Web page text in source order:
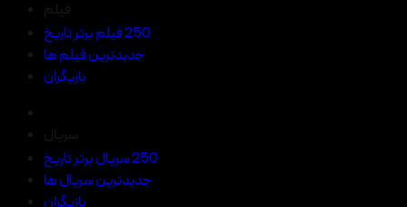
250 فیلم برتر تاریخ
جدیدترین فیلم ها
بازیگران
250 سریال برتر تاریخ
جدیدترین سریال ها
بازیگران